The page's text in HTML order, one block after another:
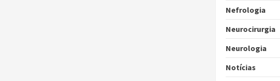
Nefrologia
Neurocirurgia
Neurologia
Notícias